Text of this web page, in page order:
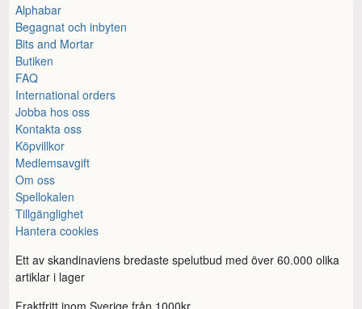
Alphabar
Begagnat och inbyten
Bits and Mortar
Butiken
FAQ
International orders
Jobba hos oss
Kontakta oss
Köpvillkor
Medlemsavgift
Om oss
Spellokalen
Tillgänglighet
Hantera cookies
Ett av skandinaviens bredaste spelutbud med över 60.000 olika
artiklar i lager
Fraktfritt inom Sverige från 1000kr